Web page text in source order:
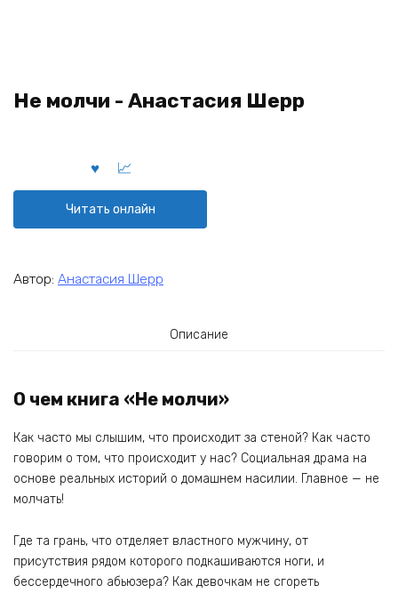
Не молчи - Анастасия Шерр
Читать онлайн
Автор: Анастасия Шерр
Описание
О чем книга «Не молчи»
Как часто мы слышим, что происходит за стеной? Как часто
говорим о том, что происходит у нас? Социальная драма на
основе реальных историй о домашнем насилии. Главное — не
молчать!
Где та грань, что отделяет властного мужчину, от
присутствия рядом которого подкашиваются ноги, и
бессердечного абьюзера? Как девочкам не сгореть